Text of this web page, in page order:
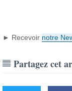
► Recevoir notre
Partagez cet